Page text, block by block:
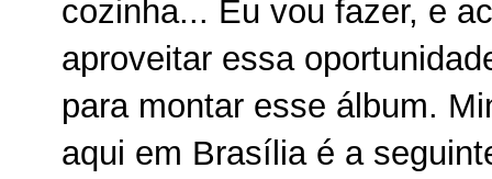
cozinha... Eu vou fazer, e
aproveitar essa
para montar esse álbum.
aqui em Brasília é a